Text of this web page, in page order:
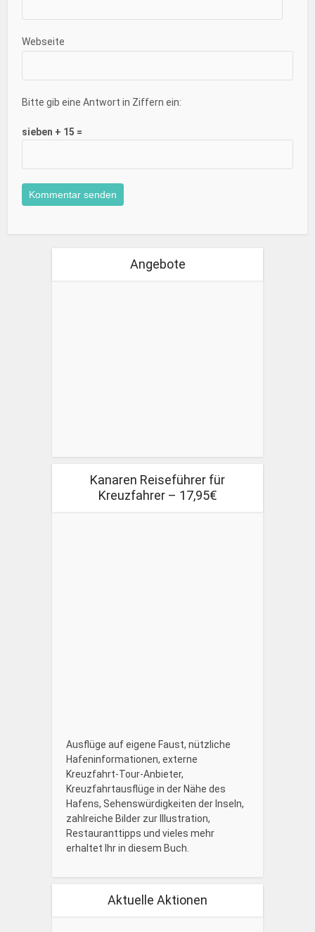
Webseite
Bitte gib eine Antwort in Ziffern ein:
sieben + 15 =
Angebote
Kanaren Reiseführer für
Kreuzfahrer – 17,95€
Ausflüge auf eigene Faust, nützliche
Hafeninformationen, externe
Kreuzfahrt-Tour-Anbieter,
Kreuzfahrtausflüge in der Nähe des
Hafens, Sehenswürdigkeiten der Inseln,
zahlreiche Bilder zur Illustration,
Restauranttipps und vieles mehr
erhaltet Ihr in diesem Buch.
Aktuelle Aktionen